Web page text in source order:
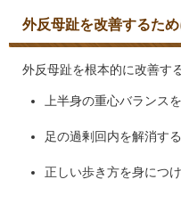
外反母趾を改善するた
外反母趾を根本的に改善す
上半身の重心バランス
足の過剰回内を解消す
正しい歩き方を身につ